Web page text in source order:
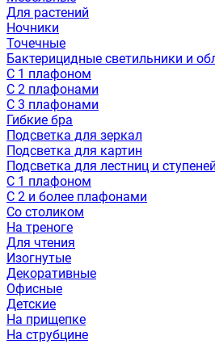
Для растений
Ночники
Точечные
Бактерицидные светильники и
С 1 плафоном
С 2 плафонами
С 3 плафонами
Гибкие бра
Подсветка для зеркал
Подсветка для картин
Подсветка для лестниц и ступеней
С 1 плафоном
С 2 и более плафонами
Со столиком
На треноге
Для чтения
Изогнутые
Декоративные
Офисные
Детские
На прищепке
На струбцине